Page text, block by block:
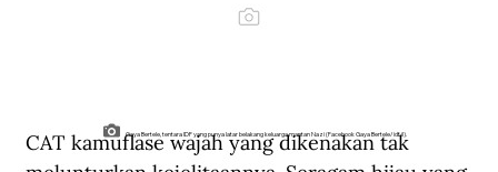
Gaya Bertele, tentara IDF yang punya latar belakang keluarga mantan Nazi (Facebook Gaya Bertele/idf.il).
CAT kamuflase wajah yang dikenakan tak